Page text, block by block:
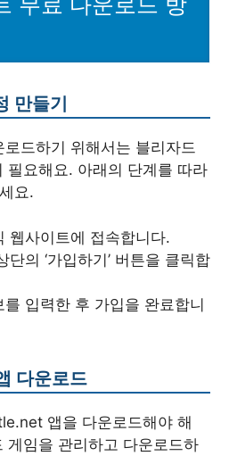
만들기
드하기 위해서는 블리자드
요해요. 아래의 단계를 따라
요.
웹사이트에 접속합니다.
단의 ‘가입하기’ 버튼을 클릭합
를 입력한 후 가입을 완료합니
다운로드
앱을 다운로드해야 해
게임을 관리하고 다운로드하